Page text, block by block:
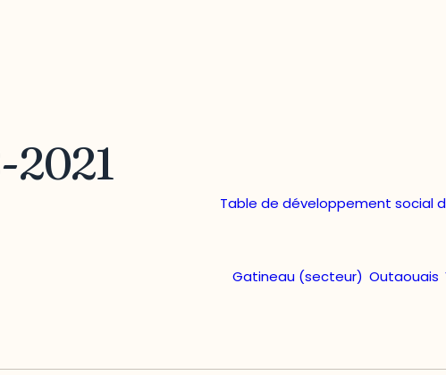
2021
Table de développement social
Gatineau (secteur) Outaouais